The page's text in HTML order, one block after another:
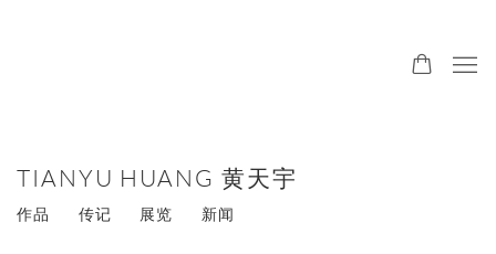
TIANYU HUANG 黄天宇
作品 传记 展览 新闻